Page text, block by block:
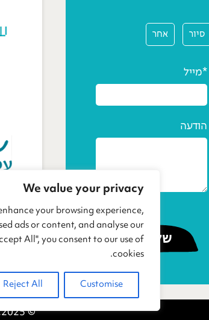
We value your privacy
your browsing experience,
ads or content, and analyse our
All", you consent to our use of
cookies.
Customise
Reject All
אחר סיור
מייל*
הודעה
© 2025. All Rights Reserved